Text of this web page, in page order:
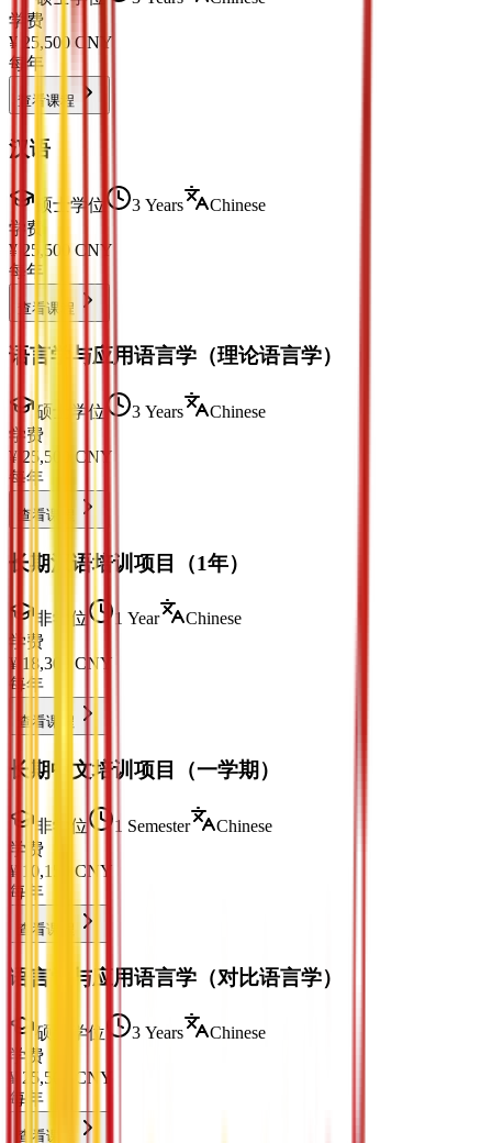
学费
¥ 25,500 CNY
每年
查看课程
汉语
硕士学位 3 Years
Chinese
学费
¥ 25,500
CNY
每年
查看课程
语言学与应用语言学（理论语言学）
硕士学位 3 Years
Chinese
学费
¥ 25,500
CNY
每年
查看课程
长期汉语培训项目（1年）
非学位 1 Year
Chinese
学费
¥ 18,300
CNY
每年
查看课程
长期中文培训项目（一学期）
非学位 1 Semester
Chinese
学费
¥ 10,150
CNY
每年
查看课程
语言学与应用语言学（对比语言学）
硕士学位 3 Years
Chinese
学费
¥ 25,500
CNY
每年
查看课程